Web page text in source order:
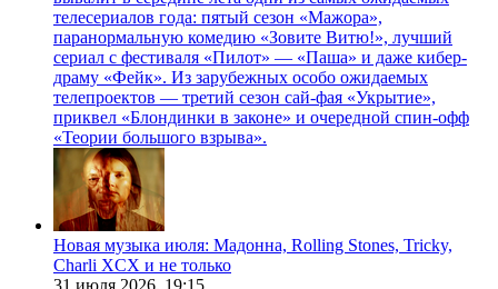
телесериалов года: пятый сезон «Мажора»,
паранормальную комедию «Зовите Витю!», лучший
сериал с фестиваля «Пилот» — «Паша» и даже кибер-
драму «Фейк». Из зарубежных особо ожидаемых
телепроектов — третий сезон сай-фая «Укрытие»,
приквел «Блондинки в законе» и очередной спин-офф
«Теории большого взрыва».
Новая музыка июля: Мадонна, Rolling Stones, Tricky,
Charli XCX и не только
31 июля 2026, 19:15